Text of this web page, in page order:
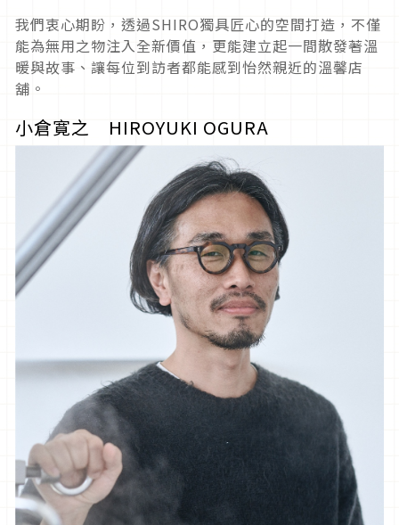
我們衷心期盼，透過SHIRO獨具匠心的空間打造，不僅
能為無用之物注入全新價值，更能建立起一間散發著溫
暖與故事、讓每位到訪者都能感到怡然親近的溫馨店
舖。
小倉寛之 HIROYUKI OGURA